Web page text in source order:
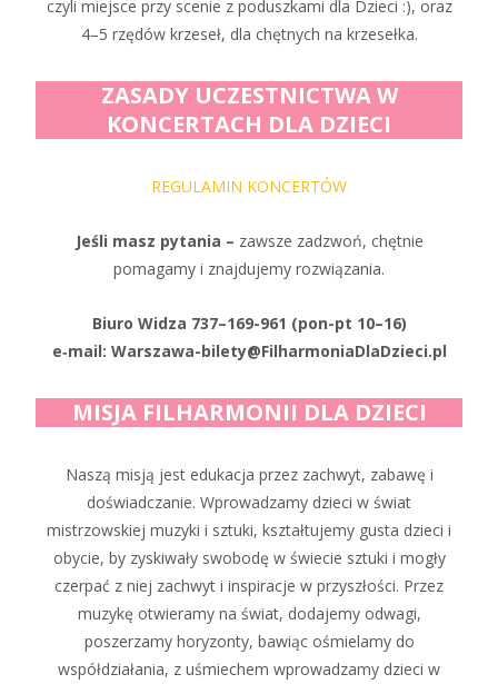
czyli miejsce przy scenie z poduszkami dla Dzieci :), oraz
4–5 rzędów krzeseł, dla chętnych na krzesełka.
ZASADY UCZESTNICTWA W
KONCERTACH DLA DZIECI
REGULAMIN KONCERTÓW
Jeśli masz pytania – zawsze zadzwoń, chętnie
pomagamy i znajdujemy rozwiązania.
Biuro Widza 737–169-961 (pon-pt 10–16)
e‑mail: Warszawa-bilety@FilharmoniaDlaDzieci.pl
MISJA FILHARMONII DLA DZIECI
Naszą misją jest edukacja przez zachwyt, zabawę i
doświadczanie. Wprowadzamy dzieci w świat
mistrzowskiej muzyki i sztuki, kształtujemy gusta dzieci i
obycie, by zyskiwały swobodę w świecie sztuki i mogły
czerpać z niej zachwyt i inspiracje w przyszłości. Przez
muzykę otwieramy na świat, dodajemy odwagi,
poszerzamy horyzonty, bawiąc ośmielamy do
współdziałania, z uśmiechem wprowadzamy dzieci w